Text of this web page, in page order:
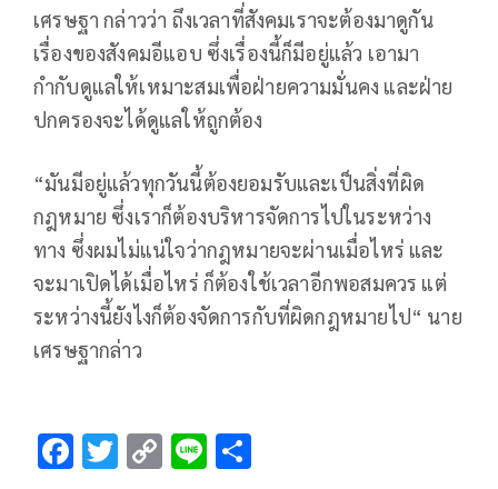
เศรษฐา กล่าวว่า ถึงเวลาที่สังคมเราจะต้องมาดูกัน
เรื่องของสังคมอีแอบ ซึ่งเรื่องนี้ก็มีอยู่แล้ว เอามา
กำกับดูแลให้เหมาะสมเพื่อฝ่ายความมั่นคง และฝ่าย
ปกครองจะได้ดูแลให้ถูกต้อง
“มันมีอยู่แล้วทุกวันนี้ต้องยอมรับและเป็นสิ่งที่ผิด
กฎหมาย ซึ่งเราก็ต้องบริหารจัดการไปในระหว่าง
ทาง ซึ่งผมไม่แน่ใจว่ากฎหมายจะผ่านเมื่อไหร่ และ
จะมาเปิดได้เมื่อไหร่ ก็ต้องใช้เวลาอีกพอสมควร แต่
ระหว่างนี้ยังไงก็ต้องจัดการกับที่ผิดกฎหมายไป“ นาย
เศรษฐากล่าว
F T C Li